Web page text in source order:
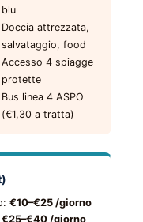
blu
Doccia attrezzata,
salvataggio, food
Accesso 4 spiagge
protette
Bus linea 4 ASPO
(€1,30 a tratta)
€10–€25 /giorno
€25–€40 /giorno